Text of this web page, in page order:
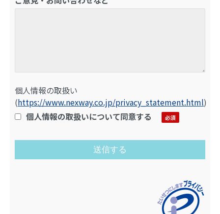
個人情報の取扱い
(https://www.nexway.co.jp/privacy_statement.html)
個人情報の取扱いについて同意する